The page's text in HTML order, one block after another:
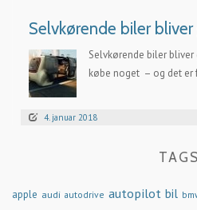
Selvkørende biler
Selvkørende biler
købe noget – og det er
4. januar 2018
TAGS
apple audi autodrive autopilot bil